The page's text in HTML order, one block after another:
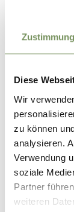
Zustimmung
Diese
Wir
zu können
analysieren.
Verwendung
soziale
Partner
weiteren
davon
spuken soll,